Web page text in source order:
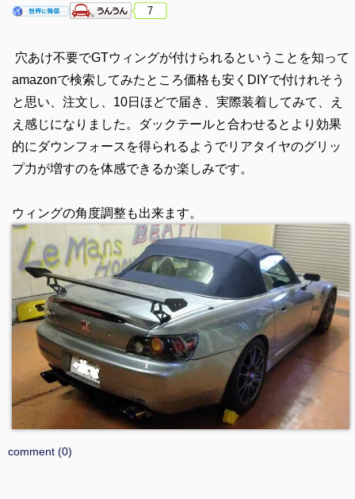
7
穴あけ不要でGTウィングが付けられるということを知って
amazonで検索してみたところ価格も安くDIYで付けれそう
と思い、注文し、10日ほどで届き、実際装着してみて、え
え感じになりました。ダックテールと合わせるとより効果
的にダウンフォースを得られるようでリアタイヤのグリッ
プ力が増すのを体感できるか楽しみです。
ウィングの角度調整も出来ます。
comment (0)